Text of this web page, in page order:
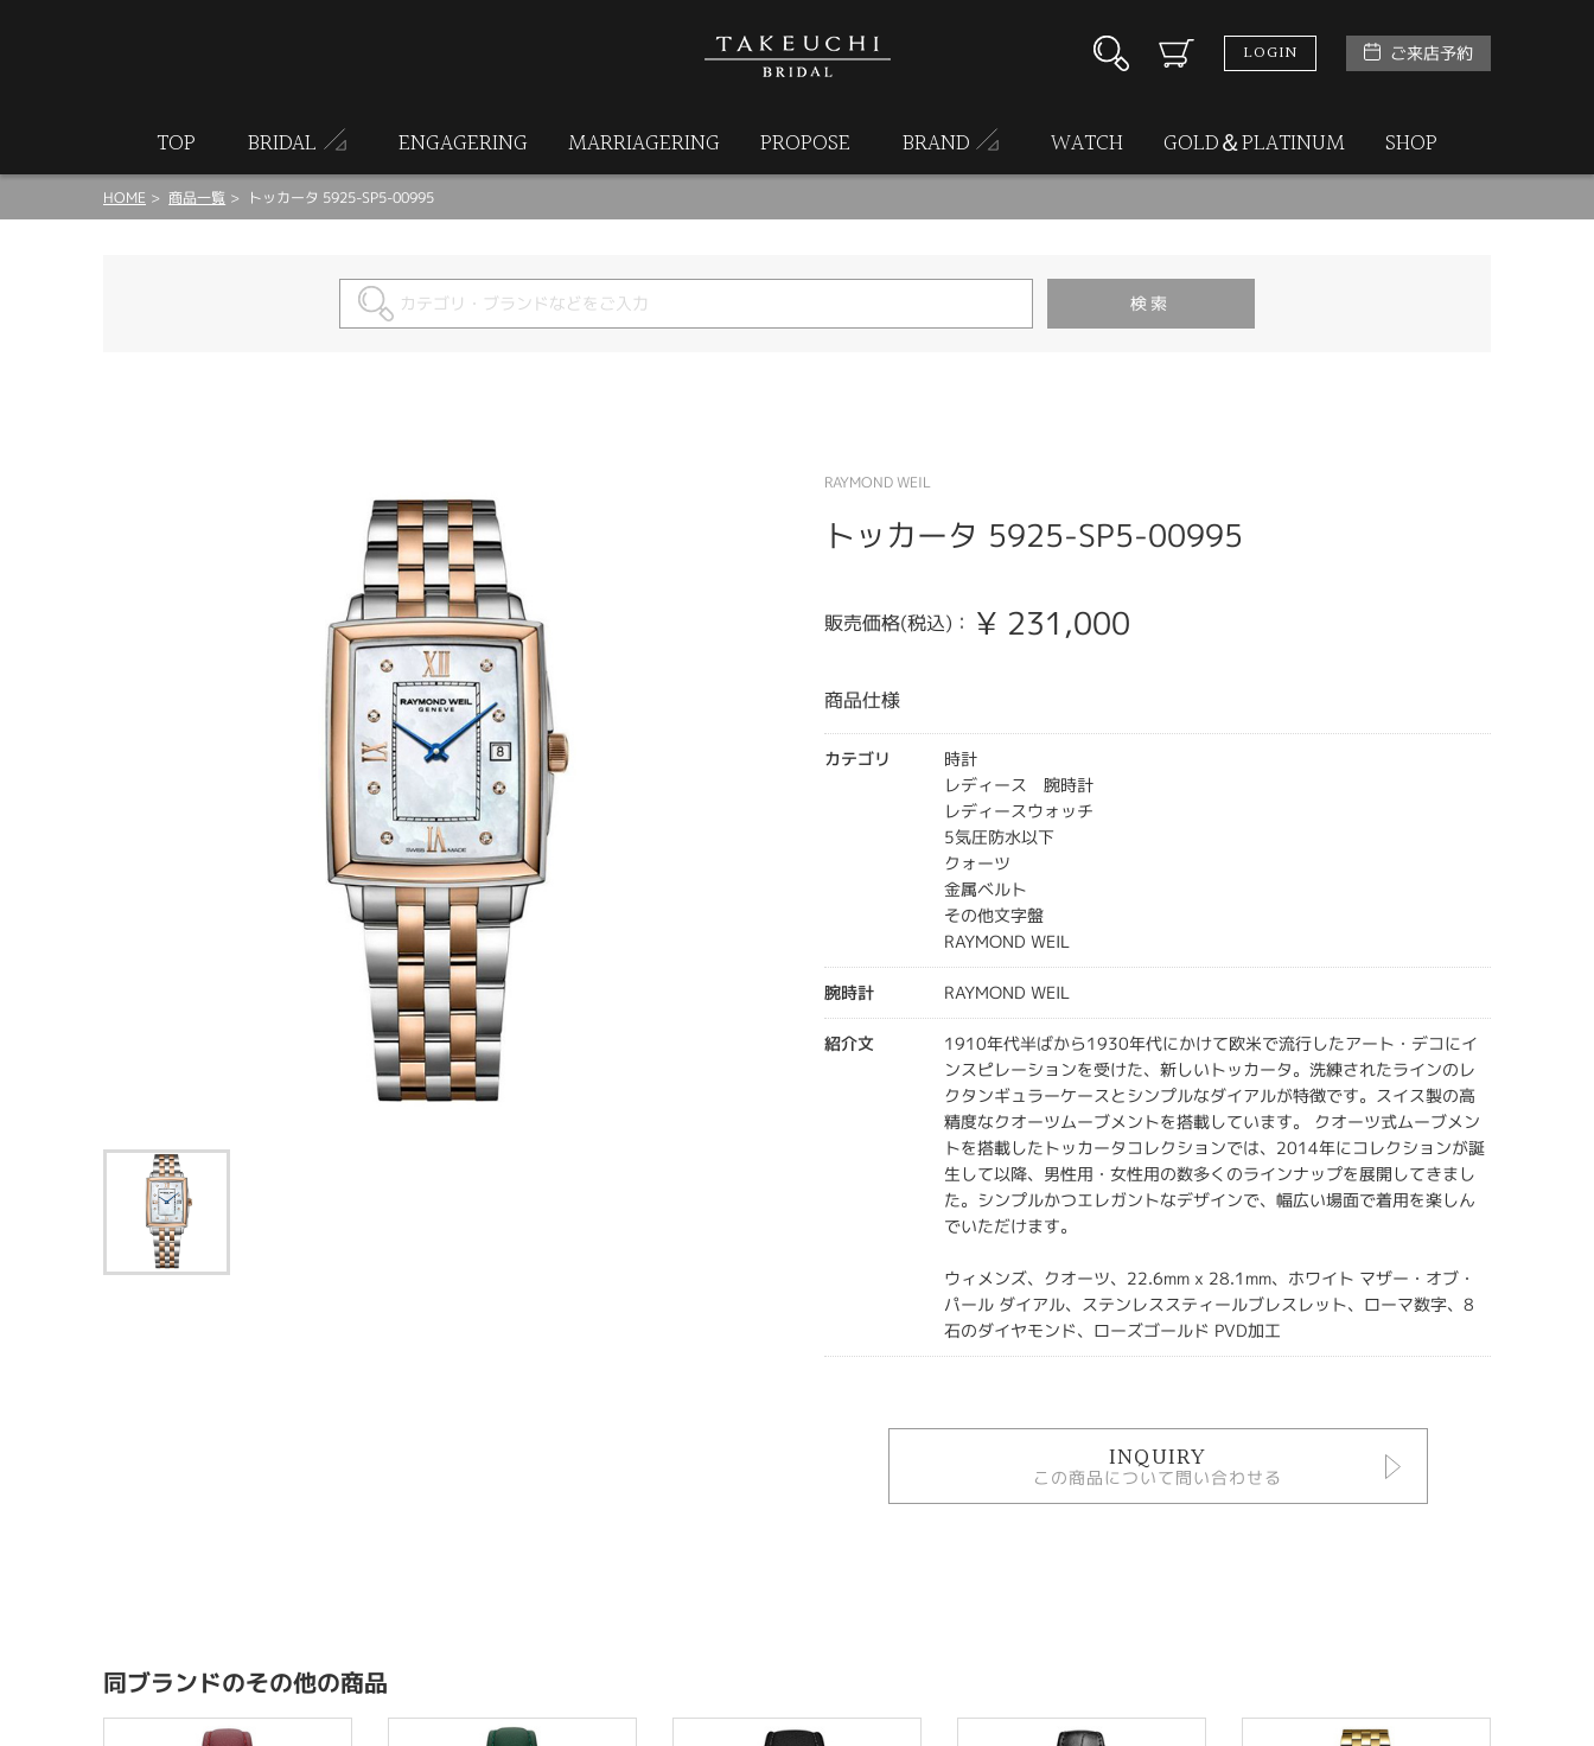
LOGIN ご来店予約
TOP BRIDAL ENGAGERING MARRIAGERING PROPOSE BRAND WATCH GOLD＆PLATINUM SHOP
HOME 商品一覧 トッカータ 5925-SP5-00995
RAYMOND WEIL
トッカータ 5925-SP5-00995
販売価格(税込)： ¥ 231,000
商品仕様
カテゴリ
時計
レディース 腕時計
レディースウォッチ
5気圧防水以下
クォーツ
金属ベルト
その他文字盤
RAYMOND WEIL
腕時計 RAYMOND WEIL
紹介文
1910年代半ばから1930年代にかけて欧米で流行したアート・デコにイ
ンスピレーションを受けた、新しいトッカータ。洗練されたラインのレ
クタンギュラーケースとシンプルなダイアルが特徴です。スイス製の高
精度なクオーツムーブメントを搭載しています。 クオーツ式ムーブメン
トを搭載したトッカータコレクションでは、2014年にコレクションが誕
生して以降、男性用・女性用の数多くのラインナップを展開してきまし
た。シンプルかつエレガントなデザインで、幅広い場面で着用を楽しん
でいただけます。
ウィメンズ、クオーツ、22.6mm x 28.1mm、ホワイト マザー・オブ・
パール ダイアル、ステンレススティールブレスレット、ローマ数字、8
石のダイヤモンド、ローズゴールド PVD加工
INQUIRY
この商品について問い合わせる
同ブランドのその他の商品